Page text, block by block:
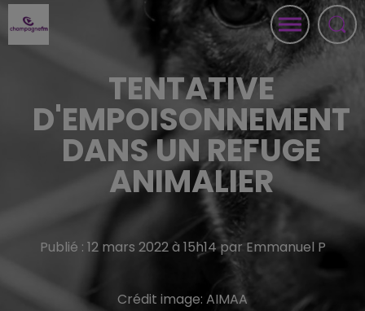
TENTATIVE
D'EMPOISONNEMENT
DANS UN REFUGE
ANIMALIER
Publié : 12 mars 2022 à 15h14 par Emmanuel P
Crédit image: AIMAA